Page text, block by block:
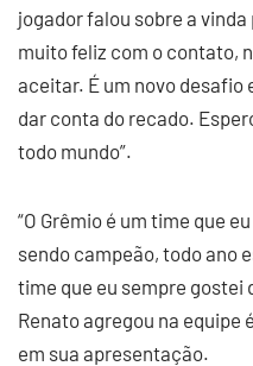
jogador falou sobre a
muito feliz com o contato,
aceitar. É um novo desafio
dar conta do recado.
todo mundo”.
“O Grêmio é um time que
sendo campeão, todo ano
time que eu sempre gostei
Renato agregou na equipe
em sua apresentação.